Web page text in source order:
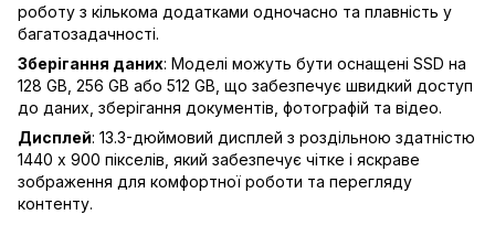
роботу з кількома додатками одночасно та плавність у
багатозадачності.
Зберігання даних: Моделі можуть бути оснащені SSD на
128 GB, 256 GB або 512 GB, що забезпечує швидкий доступ
до даних, зберігання документів, фотографій та відео.
Дисплей: 13.3-дюймовий дисплей з роздільною здатністю
1440 x 900 пікселів, який забезпечує чітке і яскраве
зображення для комфортної роботи та перегляду
контенту.